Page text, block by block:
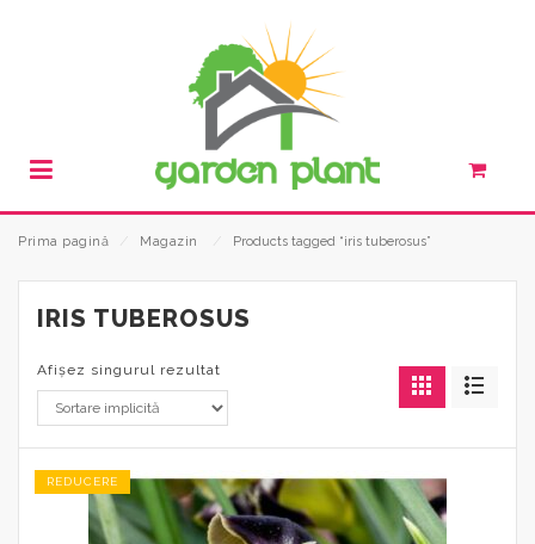
Prima pagină Magazin Products tagged “iris tuberosus”
IRIS TUBEROSUS
Afișez singurul rezultat
REDUCERE